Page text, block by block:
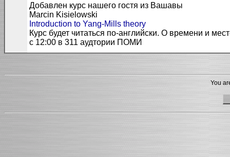
Добавлен курс нашего гостя из Вашавы
Marcin Kisielowski
Introduction to Yang-Mills theory
Курс будет читаться по-английски. О времени и
с 12:00 в 311 аудтории ПОМИ
You